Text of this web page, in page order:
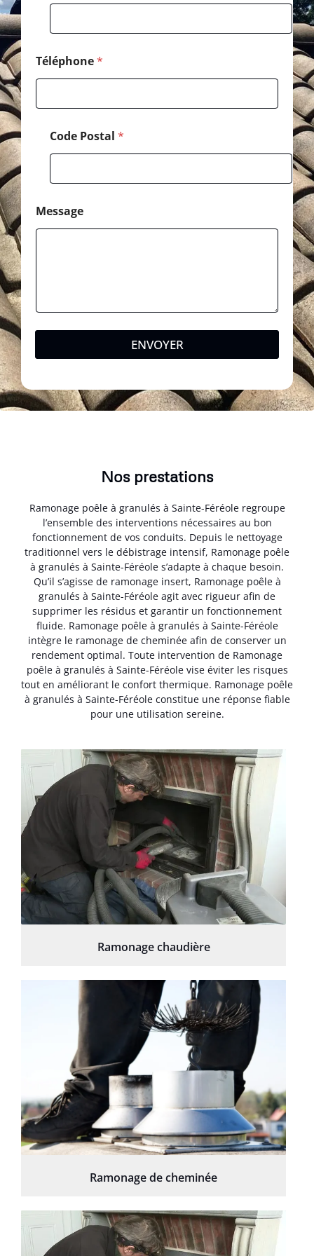
s
a
Téléphone*
Code Postal *
Message
ENVOYER
Nos prestations
Ramonage poêle à granulés à Sainte-Féréole regroupe
l’ensemble des interventions nécessaires au bon
fonctionnement de vos conduits. Depuis le nettoyage
traditionnel vers le débistrage intensif, Ramonage poêle
à granulés à Sainte-Féréole s’adapte à chaque besoin.
Qu’il s’agisse de ramonage insert, Ramonage poêle à
granulés à Sainte-Féréole agit avec rigueur afin de
supprimer les résidus et garantir un fonctionnement
fluide. Ramonage poêle à granulés à Sainte-Féréole
intègre le ramonage de cheminée afin de conserver un
rendement optimal. Toute intervention de Ramonage
poêle à granulés à Sainte-Féréole vise éviter les risques
tout en améliorant le confort thermique. Ramonage poêle
à granulés à Sainte-Féréole constitue une réponse fiable
pour une utilisation sereine.
Ramonage chaudière
Ramonage de cheminée